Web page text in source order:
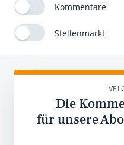
Kommentare
Stellenmarkt
Die
für unsere